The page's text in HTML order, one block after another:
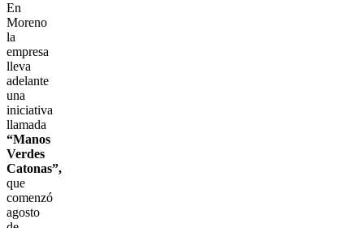
En
Moreno
la
empresa
lleva
adelante
una
iniciativa
llamada
“Manos
Verdes
Catonas”,
que
comenzó
agosto